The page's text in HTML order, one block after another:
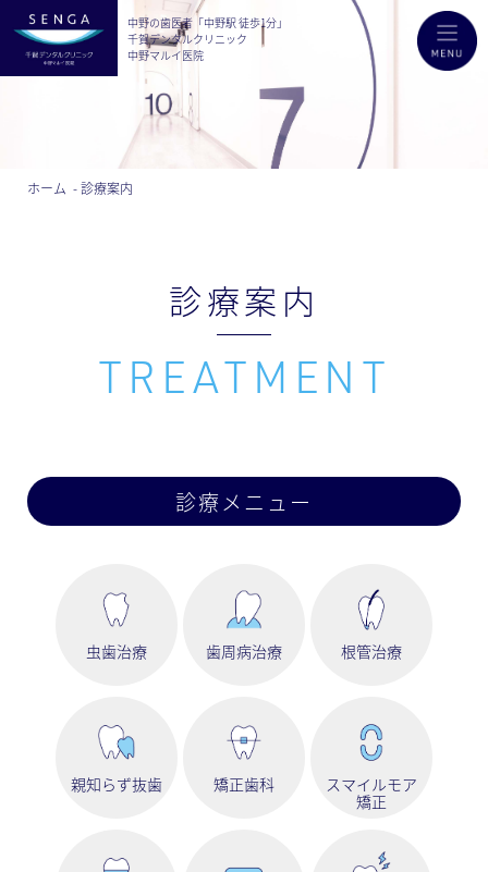
中野の歯医者「中野駅 徒歩1分」
千賀デンタルクリニック
中野マルイ医院
ホーム 診療案内
診療案内
診療メニュー
虫歯治療 歯周病治療 根管治療
親知らず抜歯 矯正歯科
スマイルモア
矯正